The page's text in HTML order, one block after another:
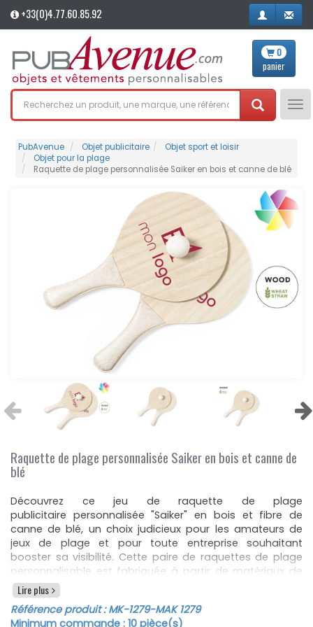
+33(0)4.77.60.85.92
0
panier
PubAvenue Objet publicitaire
Objet sport et loisir
Objet pour la plage
Raquette de plage personnalisée Saiker en bois et canne de blé
Raquette de plage personnalisée Saiker en bois et canne de
blé
Découvrez ce jeu de raquette de plage
publicitaire personnalisée "Saiker" en bois et fibre de
canne de blé, un choix judicieux pour les amateurs de
jeux de plage et pour toute entreprise souhaitant
booster sa visibilité. Cette paire de raquettes de plage
personnalisable est fabriquée à partir de matériaux de
qualité, combinant bois robuste et canne de blé,
garantissant ainsi une durabilité et une résistance
accrues pour des parties endiablées au bord de la mer.
Lire plus
Référence produit :MK-1279-MAK 1279
Minimum commande : 10 pièce(s)